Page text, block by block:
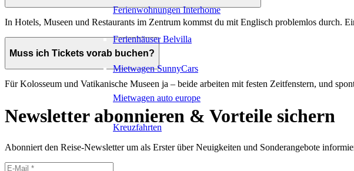
Ferienwohnungen Interhome
Ferienhäuser Belvilla
Mietwagen SunnyCars
Mietwagen auto europe
Kreuzfahrten
In Hotels, Museen und Restaurants im Zentrum kommst du mit Englisch problemlos durch.
Muss ich Tickets vorab buchen?
Für Kolosseum und Vatikanische Museen ja – beide arbeiten mit festen Zeitfenstern, und
Newsletter abonnieren & Vorteile sichern
Abonniert den Reise-Newsletter um als Erster über Neuigkeiten und Sonderangebote